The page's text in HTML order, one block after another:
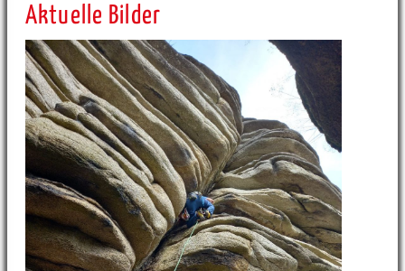
Aktuelle Bilder